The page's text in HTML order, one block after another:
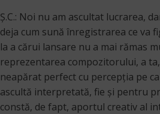
Ș.C.: Noi nu am ascultat lucrarea,
deja cum sună înregistrarea ce va
la a cărui lansare nu a mai rămas
reprezentarea compozitorului, a
neapărat perfect cu percepţia pe
ascultă interpretată, fie şi pentru
constă, de fapt, aportul creativ al